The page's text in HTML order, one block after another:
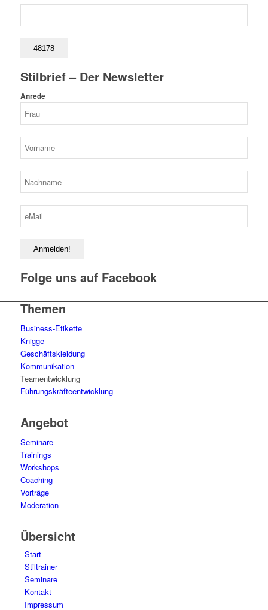
Stilbrief – Der Newsletter
Anrede
Folge uns auf Facebook
Themen
Business-Etikette
Knigge
Geschäftskleidung
Kommunikation
Teamentwicklung
Führungskräfteentwicklung
Angebot
Seminare
Trainings
Workshops
Coaching
Vorträge
Moderation
Übersicht
Start
Stiltrainer
Seminare
Kontakt
Impressum